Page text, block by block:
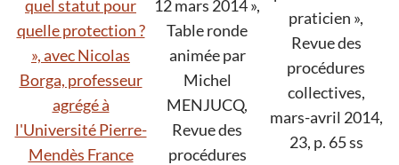
quel statut pour
quelle protection ?
», avec Nicolas
Borga, professeur
agrégé à
l'Université Pierre-
Mendès France
12 mars 2014 »,
Table ronde
animée par
Michel
MENJUCQ,
Revue des
procédures
praticien »,
Revue des
procédures
collectives,
mars-avril 2014,
23, p. 65 ss